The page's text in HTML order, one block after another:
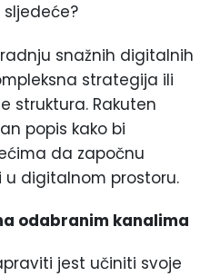
snažnih digitalnih
strategija ili
struktura. Rakuten
popis kako bi
da započnu
digitalnom prostoru.
odabranim kanalima
jest učiniti svoje